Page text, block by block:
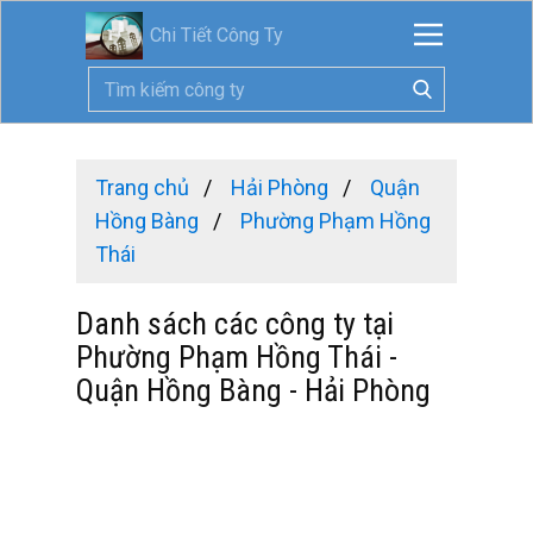
Chi Tiết Công Ty
Trang chủ Hải Phòng
Quận
Hồng Bàng
Phường Phạm Hồng
Thái
Danh sách các công ty tại
Phường Phạm Hồng Thái -
Quận Hồng Bàng - Hải Phòng